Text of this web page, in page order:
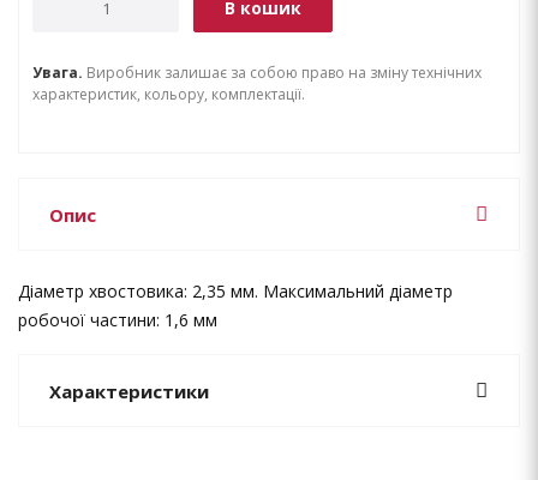
В кошик
Увага. Виробник залишає за собою право на зміну технічних
характеристик, кольору, комплектації.
Опис
Діаметр хвостовика: 2,35 мм. Максимальний діаметр
робочої частини: 1,6 мм
Характеристики